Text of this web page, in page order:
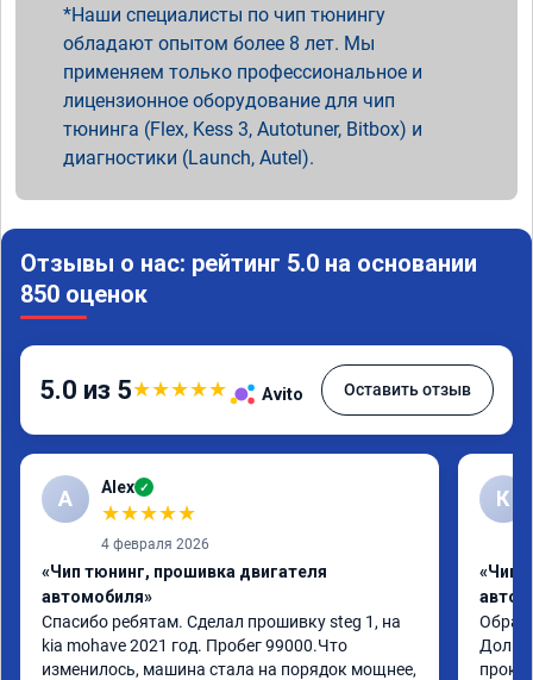
Наши специалисты по чип тюнингу
обладают опытом более 8 лет. Мы
применяем только профессиональное и
лицензионное оборудование для чип
тюнинга (Flex, Kess 3, Autotuner, Bitbox) и
диагностики (Launch, Autel).
Отзывы о нас: рейтинг 5.0 на основании
850 оценок
5.0 из 5★★★★★ Avito Оставить отзыв
A Alex ✓
★★★★★
4 февраля 2026
«Чип тюнинг, прошивка двигателя
автомобиля»
Спасибо ребятам. Сделал прошивку steg 1, на
kia mohave 2021 год. Пробег 99000.Что
изменилось, машина стала на порядок мощнее,
К
«Чип
Долго